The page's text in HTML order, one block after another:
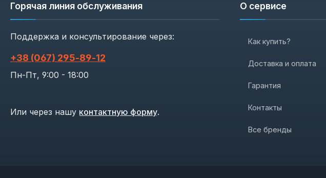
Горячая линия обслуживания
Поддержка и консультирование через:
+38 (067) 295‑89‑12
Пн-Пт, 9:00 - 18:00
Или через нашу контактную форму.
О сервисе
Как купить?
Доставка и оплата
Гарантия
Контакты
Все бренды